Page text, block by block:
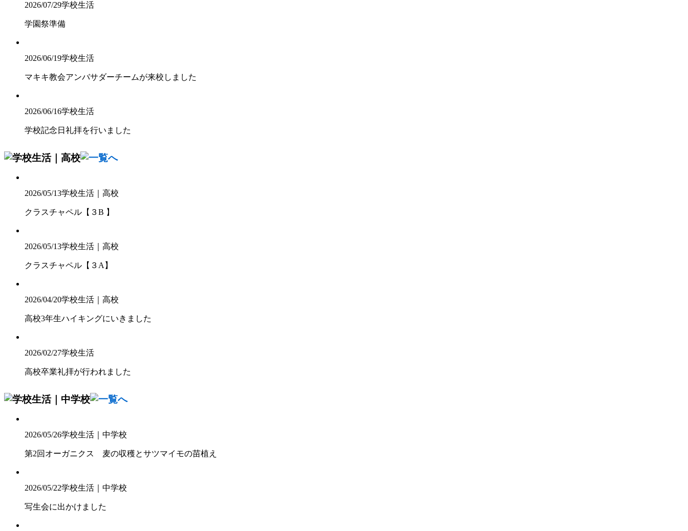
2026/07/29学校生活
学園祭準備
2026/06/19学校生活
マキキ教会アンバサダーチームが来校しました
2026/06/16学校生活
学校記念日礼拝を行いました
2026/05/13学校生活｜高校
クラスチャペル【３B 】
2026/05/13学校生活｜高校
クラスチャペル【３A】
2026/04/20学校生活｜高校
高校3年生ハイキングにいきました
2026/02/27学校生活
高校卒業礼拝が行われました
2026/05/26学校生活｜中学校
第2回オーガニクス 麦の収穫とサツマイモの苗植え
2026/05/22学校生活｜中学校
写生会に出かけました